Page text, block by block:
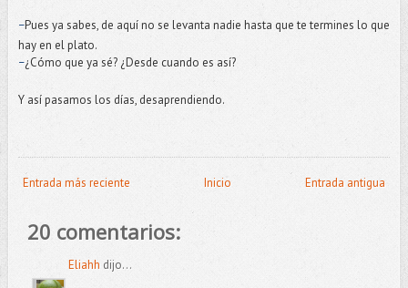
–Pues ya sabes, de aquí no se levanta nadie hasta que te termines lo que
hay en el plato.
–¿Cómo que ya sé? ¿Desde cuando es así?
Y así pasamos los días, desaprendiendo.
Entrada más reciente Entrada antigua
Inicio
20 comentarios:
Eliahh dijo...